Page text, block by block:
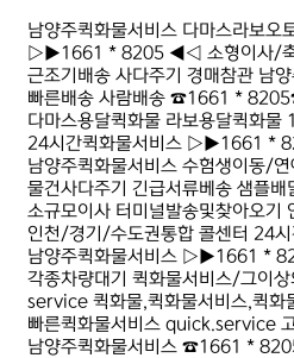
남양주퀵화물서비스 다마스라보오
▷▶1661 * 8205 ◀◁ 소형이사/축
근조기배송 사다주기 경매참관 남
빠른배송 사람배송 ☎1661 *
다마스용달퀵화물 라보용달퀵화물
24시간퀵화물서비스 ▷▶1661 *
남양주퀵화물서비스 수험생이동/
물건사다주기 긴급서류베송 샘플
소규모이사 터미널발송및찾아오기
인천/경기/수도권통합 콜센터 24
남양주퀵화물서비스 ▷▶1661 *
각종차량대기 퀵화물서비스/그이
service 퀵화물,퀵화물서비스,퀵화
빠른퀵화물서비스 quick.service
남양주퀵화물서비스 ☎1661 *